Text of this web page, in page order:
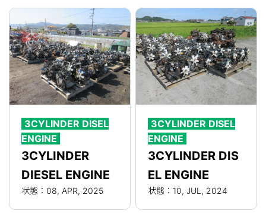
3CYLINDER DISEL
ENGINE
3CYLINDER
DIESEL ENGINE
状態：08, APR, 2025
3CYLINDER DISEL
ENGINE
3CYLINDER DIS
EL ENGINE
状態：10, JUL, 2024